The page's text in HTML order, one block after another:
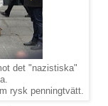
det "nazistiska"
rysk penningtvätt.